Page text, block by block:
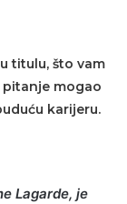
titulu, što vam
mogao
karijeru.
Lagarde, je